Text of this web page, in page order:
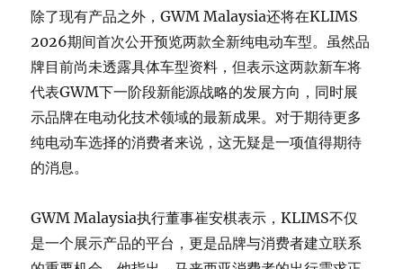
除了现有产品之外，GWM Malaysia还将在KLIMS
2026期间首次公开预览两款全新纯电动车型。虽然品
牌目前尚未透露具体车型资料，但表示这两款新车将
代表GWM下一阶段新能源战略的发展方向，同时展
示品牌在电动化技术领域的最新成果。对于期待更多
纯电动车选择的消费者来说，这无疑是一项值得期待
的消息。
GWM Malaysia执行董事崔安棋表示，KLIMS不仅
是一个展示产品的平台，更是品牌与消费者建立联系